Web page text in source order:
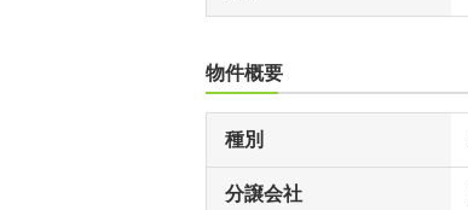
物件概要
種別
分譲会社